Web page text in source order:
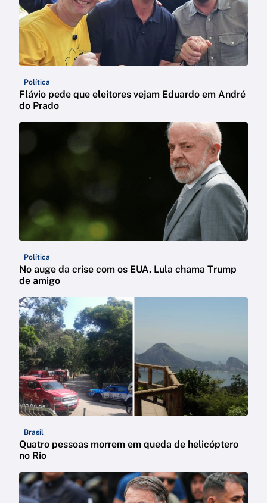
Política
Flávio pede que eleitores vejam Eduardo em André
do Prado
Política
No auge da crise com os EUA, Lula chama Trump
de amigo
Brasil
Quatro pessoas morrem em queda de helicóptero
no Rio